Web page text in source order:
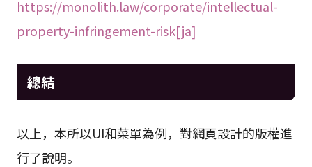
https://monolith.law/corporate/intellectual-
property-infringement-risk[ja]
總結
以上，本所以UI和菜單為例，對網頁設計的版權進
行了說明。